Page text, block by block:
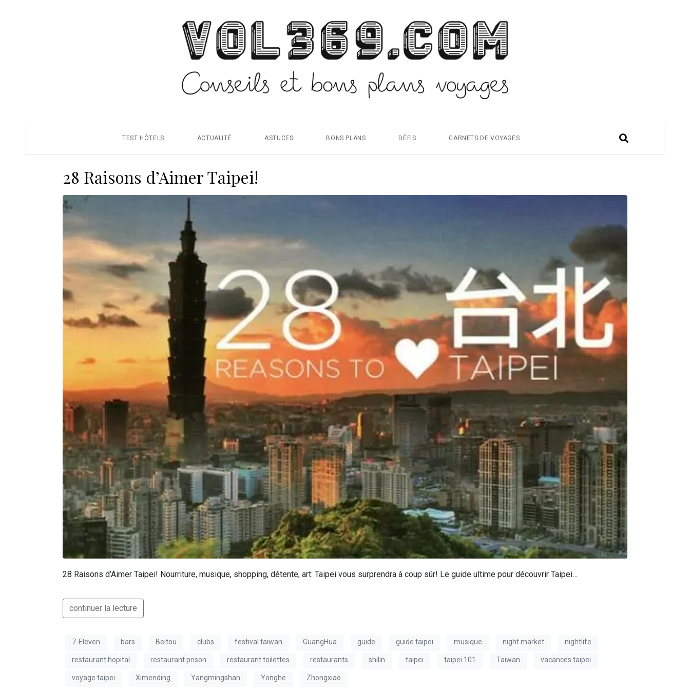
TEST HÔTELS ACTUALITÉ ASTUCES BONS PLANS DÉFIS CARNETS DE VOYAGES
28 Raisons d’Aimer Taipei!
28 Raisons d’Aimer Taipei! Nourriture, musique, shopping, détente, art: Taipei vous surprendra à coup sûr! Le guide ultime pour découvrir Taipei…
continuer la lecture
7-Eleven bars Beitou clubs festival taiwan GuangHua guide guide taipei musique night market nightlife
restaurant hopital restaurant prison restaurant toilettes restaurants shilin taipei taipei 101 Taiwan vacances taipei
voyage taipei Ximending Yangmingshan Yonghe Zhongxiao